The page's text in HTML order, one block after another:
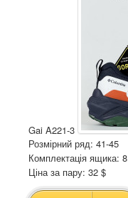
Gai A221-3
Розмірний ряд: 41-45
Комплектація ящика: 8
Ціна за пару: 32 $